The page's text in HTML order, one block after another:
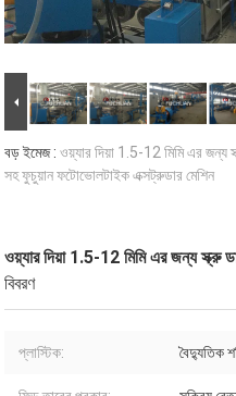
বড় ইমেজ : ওয়্যার দিয়া 1.5-12 মিমি এর জন্য
সহ ফুচুয়ান ফটোভোলটাইক এক্সট্রুডার মেশিন
ওয়্যার দিয়া 1.5-12 মিমি এর জন্য স্ক্রু
বিবরণ
প্লাস্টিক: বৈদ্যুতিক